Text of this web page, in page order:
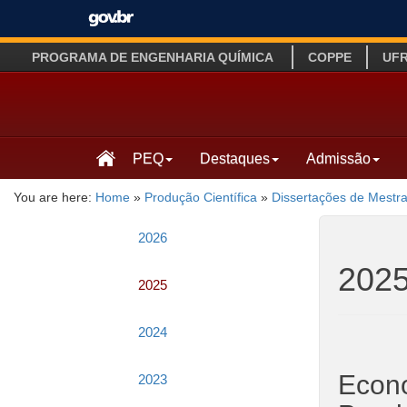
PROGRAMA DE ENGENHARIA QUÍMICA COPPE
PEQ Destaques Admissão
You are here: Home » Produção Científica » Dissertações de
2026
2025
2024
2023